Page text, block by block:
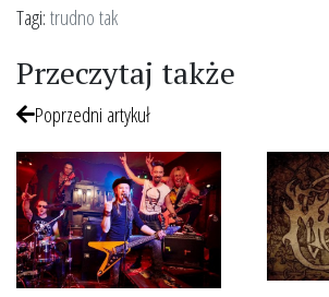
Tagi:trudno tak
Przeczytaj także
Poprzedni artykuł